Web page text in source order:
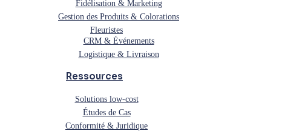
Fidélisation & Marketing
Gestion des Produits & Colorations
Fleuristes
CRM & Événements
Logistique & Livraison
Ressources
Solutions low-cost
Études de Cas
Conformité & Juridique